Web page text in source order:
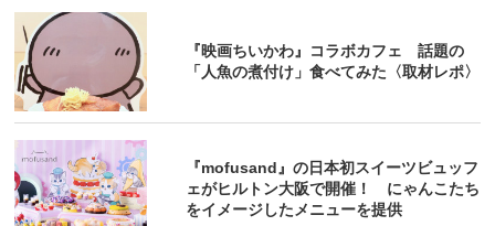
『映画ちいかわ』コラボカフェ 話題の
「人魚の煮付け」食べてみた〈取材レポ〉
『mofusand』の日本初スイーツビュッフ
ェがヒルトン大阪で開催！ にゃんこたち
をイメージしたメニューを提供